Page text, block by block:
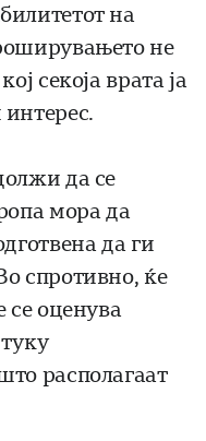
на
не
секоја врата ја
да се
мора да
да ги
спротивно, ќе
се оценува
располагаат